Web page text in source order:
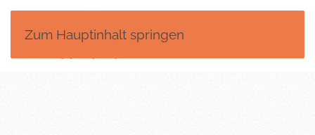
Zum Hauptinhalt springen